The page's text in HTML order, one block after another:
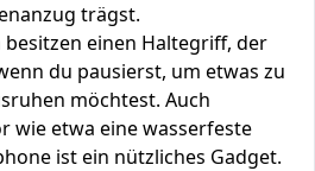
trägst.
einen Haltegriff, der
du pausierst, um etwas zu
möchtest. Auch
wie etwa eine wasserfeste
ist ein nützliches Gadget.